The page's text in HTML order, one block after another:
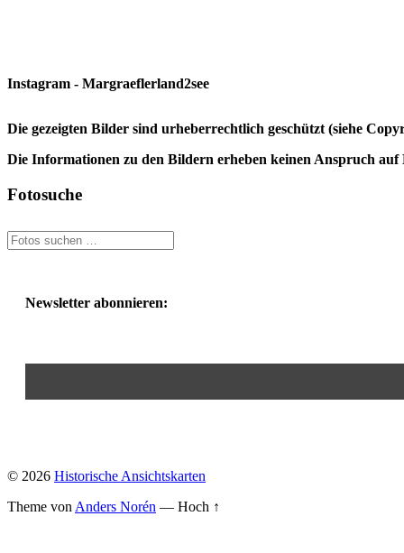
Instagram - Margraeflerland2see
Die gezeigten Bilder sind urheberrechtlich geschützt (siehe
Die Informationen zu den Bildern erheben keinen Anspruch
Fotosuche
Newsletter abonnieren:
© 2026 Historische Ansichtskarten
Theme von Anders Norén — Hoch ↑